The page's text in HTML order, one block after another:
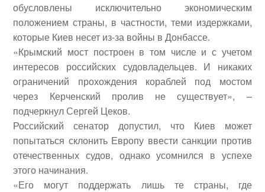
обусловлены исключительно экономическим
положением страны, в частности, теми издержками,
которые Киев несет из-за войны в Донбассе.
«Крымский мост построен в том числе и с учетом
интересов российских судовладельцев. И никаких
ограничений прохождения кораблей под мостом
через Керченский пролив не существует», –
подчеркнул Сергей Цеков.
Российский сенатор допустил, что Киев может
попытаться склонить Европу ввести санкции против
отечественных судов, однако усомнился в успехе
этого начинания.
«Его могут поддержать лишь те страны, где